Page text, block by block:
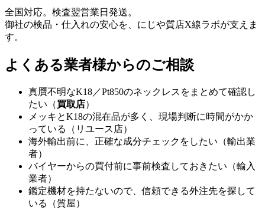
全国対応。検査翌営業日発送。
御社の検品・仕入れの安心を、にじや質店X線ラボが支えま
す。
よくある業者様からのご相談
真贋不明なK18／Pt850のネックレスをまとめて確認し
たい（買取店）
メッキとK18の混在品が多く、現場判断に時間がかか
っている（リユース店）
海外輸出前に、正確な成分チェックをしたい（輸出業
者）
バイヤーからの買付前に事前検査しておきたい（輸入
業者）
鑑定機材を持たないので、信頼できる外注先を探して
いる（質屋）